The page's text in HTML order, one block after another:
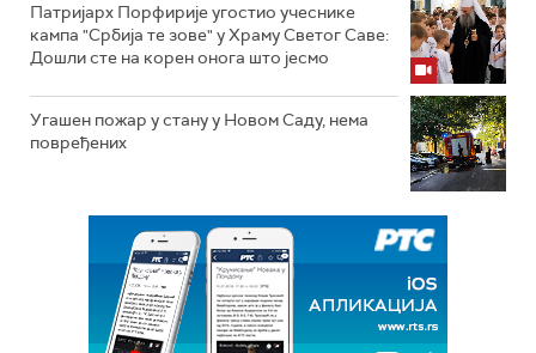
Патријарх Порфирије угостио учеснике
кампа "Србија те зове" у Храму Светог Саве:
Дошли сте на корен онога што јесмо
Угашен пожар у стану у Новом Саду, нема
повређених